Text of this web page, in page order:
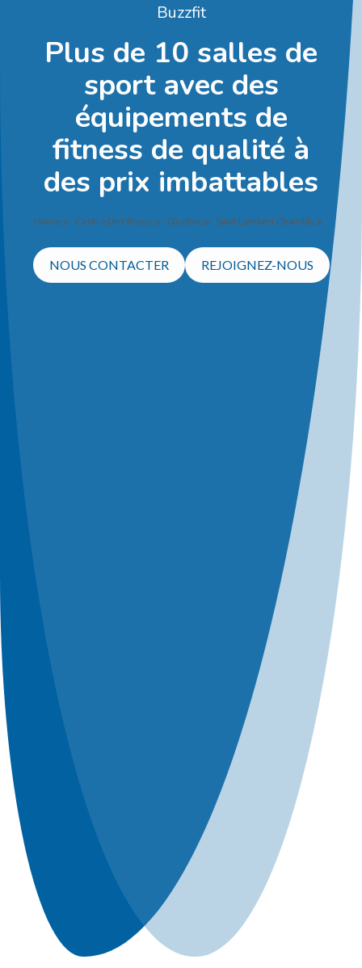
Buzzfit
Plus de 10 salles de
sport avec des
équipements de
fitness de qualité à
des prix imbattables
Home Centre De Fitness Quebec Saint Lambert Chambly
NOUS CONTACTER REJOIGNEZ-NOUS